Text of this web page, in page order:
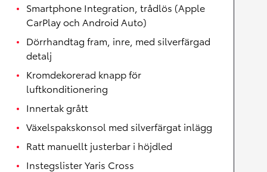
Smartphone Integration, trådlös (Apple
CarPlay och Android Auto)
Dörrhandtag fram, inre, med silverfärgad
detalj
Kromdekorerad knapp för
luftkonditionering
Innertak grått
Växelspakskonsol med silverfärgat inlägg
Ratt manuellt justerbar i höjdled
Instegslister Yaris Cross